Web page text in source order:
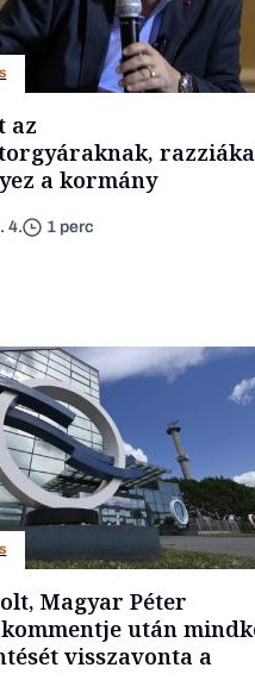
az
a kormány
4. 1 perc
Magyar Péter
után
visszavonta a